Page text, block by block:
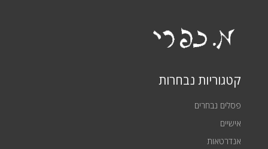
קטגוריות נבחרות
פסלים נבחרים
אישיים
אנדרטאות